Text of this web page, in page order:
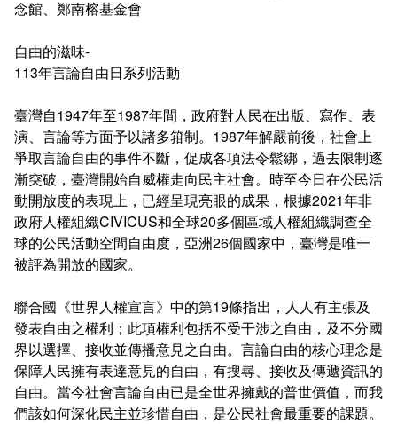
學分抵免及減修申請
學生行事曆
數位學生證換發
校訊電子報
畢業申請
畢業學分配置
專業基礎必修課程
各學系學位授予
念館、鄭南榕基金會
自由的滋味-
113年言論自由日系列活動
臺灣自1947年至1987年間，政府對人民在出版、寫作、表
演、言論等方面予以諸多箝制。1987年解嚴前後，社會上
爭取言論自由的事件不斷，促成各項法令鬆綁，過去限制逐
漸突破，臺灣開始自威權走向民主社會。時至今日在公民活
動開放度的表現上，已經呈現亮眼的成果，根據2021年非
政府人權組織CIVICUS和全球20多個區域人權組織調查全
球的公民活動空間自由度，亞洲26個國家中，臺灣是唯一
被評為開放的國家。
聯合國《世界人權宣言》中的第19條指出，人人有主張及
發表自由之權利；此項權利包括不受干涉之自由，及不分國
界以選擇、接收並傳播意見之自由。言論自由的核心理念是
保障人民擁有表達意見的自由，有搜尋、接收及傳遞資訊的
自由。當今社會言論自由已是全世界擁戴的普世價值，而我
們該如何深化民主並珍惜自由，是公民社會最重要的課題。